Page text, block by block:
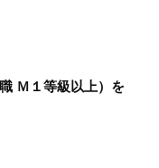
Ｍ１等級以上）を